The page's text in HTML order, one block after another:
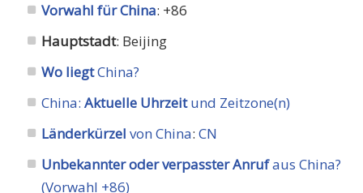
Vorwahl für China: +86
Hauptstadt: Beijing
Wo liegtChina?
China:Aktuelle Uhrzeitund Zeitzone(n)
Länderkürzel von China:CN
Unbekannter oder verpasster Anrufaus China?
(Vorwahl +86)